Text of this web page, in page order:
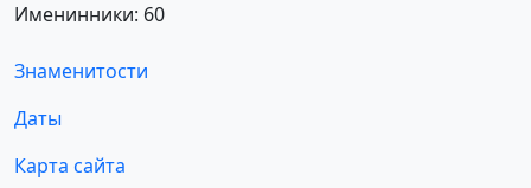
Именинники: 60
Знаменитости
Даты
Карта сайта